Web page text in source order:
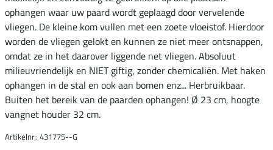
ophangen waar uw paard wordt geplaagd door vervelende
vliegen. De kleine kom vullen met een zoete vloeistof. Hierdoor
worden de vliegen gelokt en kunnen ze niet meer ontsnappen,
omdat ze in het daarover liggende net vliegen. Absoluut
milieuvriendelijk en NIET giftig, zonder chemicaliën. Met haken
ophangen in de stal en ook aan bomen enz... Herbruikbaar.
Buiten het bereik van de paarden ophangen! Ø 23 cm, hoogte
vangnet houder 32 cm.
Artikelnr.: 431775--G